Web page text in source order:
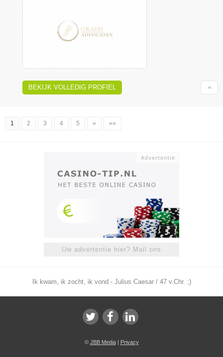
BEKIJK VOLLEDIG PROFIEL
1 2 3 4 5 » »»
Uw advertentie hier? Mail ons
Ik kwam, ik zocht, ik vond - Julius Caesar / 47 v.Chr. ;)
© JBB Media| Privacy